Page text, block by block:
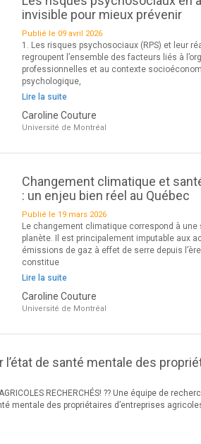
invisible pour mieux prévenir
Publié le 09 avril 2026
1. Les risques psychosociaux (RPS) et leur
regroupent l’ensemble des facteurs liés à
professionnelles et au contexte
psychologique,
Lire la suite
Caroline Couture
Université de Montréal
Changement climatique et
: un enjeu bien réel au Québec
Publié le 19 mars 2026
Le changement climatique correspond à
planète. Il est principalement imputable aux
émissions de gaz à effet de serre depuis
constitue
Lire la suite
Caroline Couture
Université de Montréal
de santé mentale des
AGRICOLES RECHERCHÉS! ?? Une équipe de
mentale des propriétaires d’entreprises